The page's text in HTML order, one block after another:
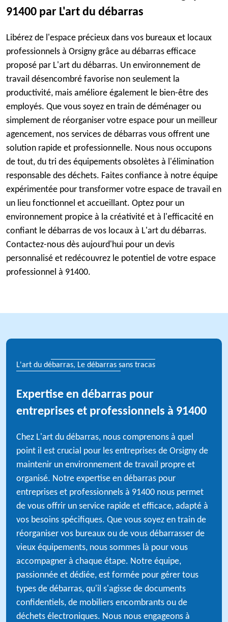
91400 par L'art du débarras
Libérez de l'espace précieux dans vos bureaux et locaux
professionnels à Orsigny grâce au débarras efficace
proposé par L'art du débarras. Un environnement de
travail désencombré favorise non seulement la
productivité, mais améliore également le bien-être des
employés. Que vous soyez en train de déménager ou
simplement de réorganiser votre espace pour un meilleur
agencement, nos services de débarras vous offrent une
solution rapide et professionnelle. Nous nous occupons
de tout, du tri des équipements obsolètes à l'élimination
responsable des déchets. Faites confiance à notre équipe
expérimentée pour transformer votre espace de travail en
un lieu fonctionnel et accueillant. Optez pour un
environnement propice à la créativité et à l'efficacité en
confiant le débarras de vos locaux à L'art du débarras.
Contactez-nous dès aujourd'hui pour un devis
personnalisé et redécouvrez le potentiel de votre espace
professionnel à 91400.
L'art du débarras, Le débarras sans tracas
Expertise en débarras pour
entreprises et professionnels à 91400
Chez L'art du débarras, nous comprenons à quel
point il est crucial pour les entreprises de Orsigny de
maintenir un environnement de travail propre et
organisé. Notre expertise en débarras pour
entreprises et professionnels à 91400 nous permet
de vous offrir un service rapide et efficace, adapté à
vos besoins spécifiques. Que vous soyez en train de
réorganiser vos bureaux ou de vous débarrasser de
vieux équipements, nous sommes là pour vous
accompagner à chaque étape. Notre équipe,
passionnée et dédiée, est formée pour gérer tous
types de débarras, qu'il s'agisse de documents
confidentiels, de mobiliers encombrants ou de
déchets électroniques. Nous nous engageons à